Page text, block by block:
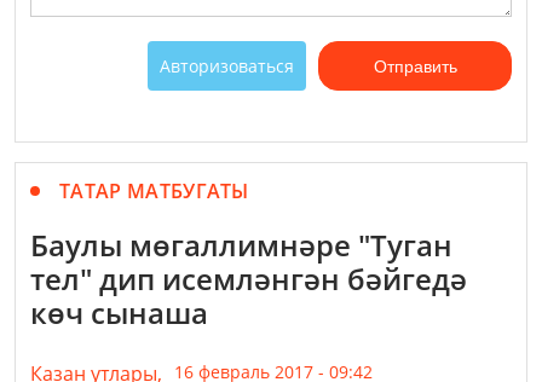
Авторизоваться Отправить
ТАТАР МАТБУГАТЫ
Баулы мөгаллимнәре "Туган
тел" дип исемләнгән бәйгедә
көч сынаша
Казан утлары, 16 февраль 2017 - 09:42